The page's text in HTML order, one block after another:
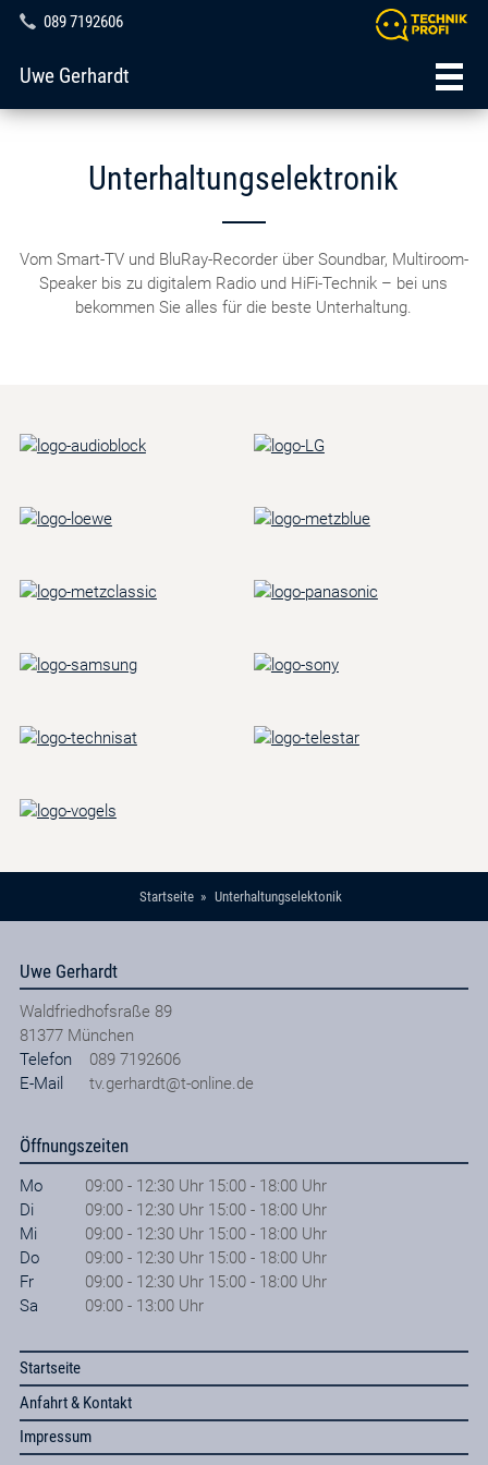
089 7192606
Uwe Gerhardt
Unterhaltungselektronik
Vom Smart-TV und BluRay-Recorder über Soundbar, Multiroom-
Speaker bis zu digitalem Radio und HiFi-Technik – bei uns
bekommen Sie alles für die beste Unterhaltung.
Startseite Unterhaltungselektonik
Uwe Gerhardt
Waldfriedhofsraße 89
81377 München
Telefon
089 7192606
E-Mail
tv.gerhardt@t-online.de
Öffnungszeiten
Mo
09:00 - 12:30 Uhr 15:00 - 18:00 Uhr
Di
09:00 - 12:30 Uhr 15:00 - 18:00 Uhr
Mi
09:00 - 12:30 Uhr 15:00 - 18:00 Uhr
Do
09:00 - 12:30 Uhr 15:00 - 18:00 Uhr
Fr
09:00 - 12:30 Uhr 15:00 - 18:00 Uhr
Sa
09:00 - 13:00 Uhr
Startseite
Anfahrt & Kontakt
Impressum